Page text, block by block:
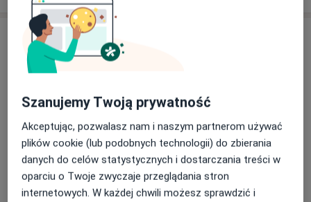
Usługi
Wszystkie
Konsultacja laryngologiczna
Od 280 zł
Szczegółykonsultacja laryngologiczna
Umów
Popularna
Szanujemy Twoją prywatność
Akceptując, pozwalasz nam i naszym partnerom używać
plików cookie (lub podobnych technologii) do zbierania
danych do celów statystycznych i dostarczania treści w
oparciu o Twoje zwyczaje przeglądania stron
internetowych. W każdej chwili możesz sprawdzić i